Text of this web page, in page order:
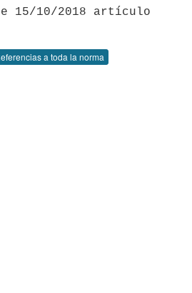
a toda la norma